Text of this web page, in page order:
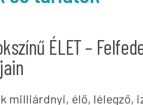
ÉLET –
milliárdnyi, élő, lélegző,